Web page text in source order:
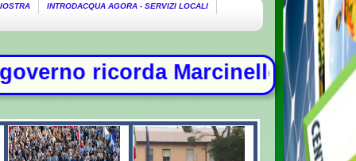
INTRODACQUA AGORA - SERVIZI LOCALI
"Non c'è spazio